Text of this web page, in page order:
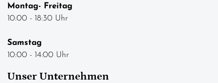
Montag- Freitag
10:00 - 18:30 Uhr
Samstag
10:00 - 14:00 Uhr
Unser Unternehmen